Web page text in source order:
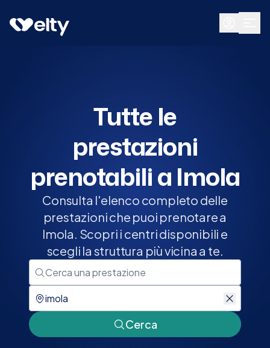
Prenota visita
Tutte le
prestazioni
prenotabili a Imola
Consulta l'elenco completo delle
prestazioni che puoi prenotare a
Imola. Scopri i centri disponibili e
scegli la struttura più vicina a te.
Cerca